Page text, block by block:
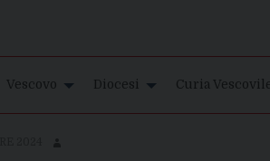
Vescovo Diocesi Curia